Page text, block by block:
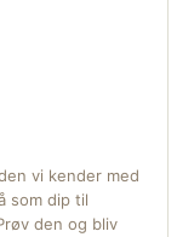
vi kender med
som dip til
den og bliv